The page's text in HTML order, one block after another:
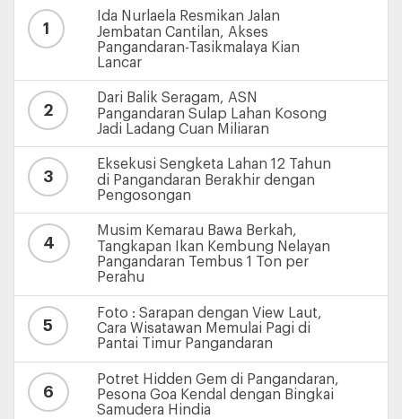
1
Ida Nurlaela Resmikan Jalan
Jembatan Cantilan, Akses
Pangandaran-Tasikmalaya Kian
Lancar
2
Dari Balik Seragam, ASN
Pangandaran Sulap Lahan Kosong
Jadi Ladang Cuan Miliaran
3
Eksekusi Sengketa Lahan 12 Tahun
di Pangandaran Berakhir dengan
Pengosongan
4
Musim Kemarau Bawa Berkah,
Tangkapan Ikan Kembung Nelayan
Pangandaran Tembus 1 Ton per
Perahu
5
Foto : Sarapan dengan View Laut,
Cara Wisatawan Memulai Pagi di
Pantai Timur Pangandaran
6
Potret Hidden Gem di Pangandaran,
Pesona Goa Kendal dengan Bingkai
Samudera Hindia